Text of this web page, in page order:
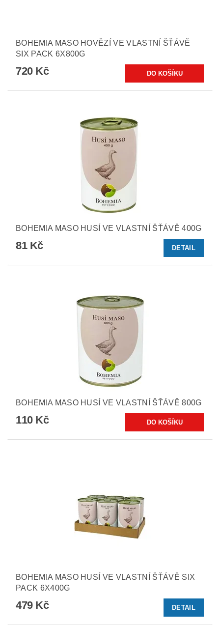
BOHEMIA MASO HOVĚZÍ VE VLASTNÍ ŠŤÁVĚ
SIX PACK 6X800G
720 Kč
BOHEMIA MASO HUSÍ VE VLASTNÍ ŠŤÁVĚ 400G
81 Kč DETAIL
BOHEMIA MASO HUSÍ VE VLASTNÍ ŠŤÁVĚ 800G
110 Kč
BOHEMIA MASO HUSÍ VE VLASTNÍ ŠŤÁVĚ SIX
PACK 6X400G
479 Kč DETAIL